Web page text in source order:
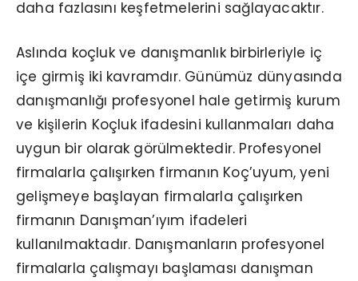
daha fazlasını keşfetmelerini sağlayacaktır.
Aslında koçluk ve danışmanlık birbirleriyle iç
içe girmiş iki kavramdır. Günümüz dünyasında
danışmanlığı profesyonel hale getirmiş kurum
ve kişilerin Koçluk ifadesini kullanmaları daha
uygun bir olarak görülmektedir. Profesyonel
firmalarla çalışırken firmanın Koç’uyum, yeni
gelişmeye başlayan firmalarla çalışırken
firmanın Danışman’ıyım ifadeleri
kullanılmaktadır. Danışmanların profesyonel
firmalarla çalışmayı başlaması danışman